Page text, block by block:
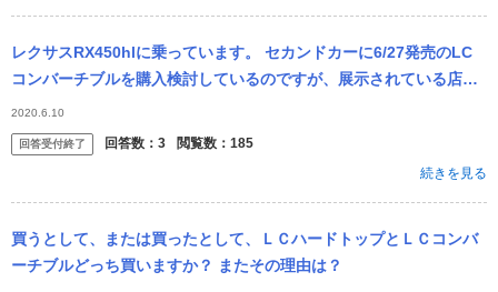
レクサスRX450hlに乗っています。 セカンドカーに6/27発売のLC
コンバーチブルを購入検討しているのですが、展示されている店舗
を探しています。 レクサスHPを見ましたが、わかりませんでした
。
2020.6.10
回答受付終了 回答数： 3 閲覧数： 185
続きを見る
買うとして、または買ったとして、ＬＣハードトップとＬＣコンバ
ーチブルどっち買いますか？ またその理由は？